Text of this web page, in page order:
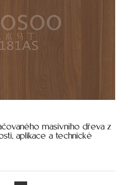
masivního dřeva z
aplikace a technické